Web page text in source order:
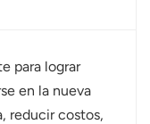
para lograr
en la nueva
reducir costos,